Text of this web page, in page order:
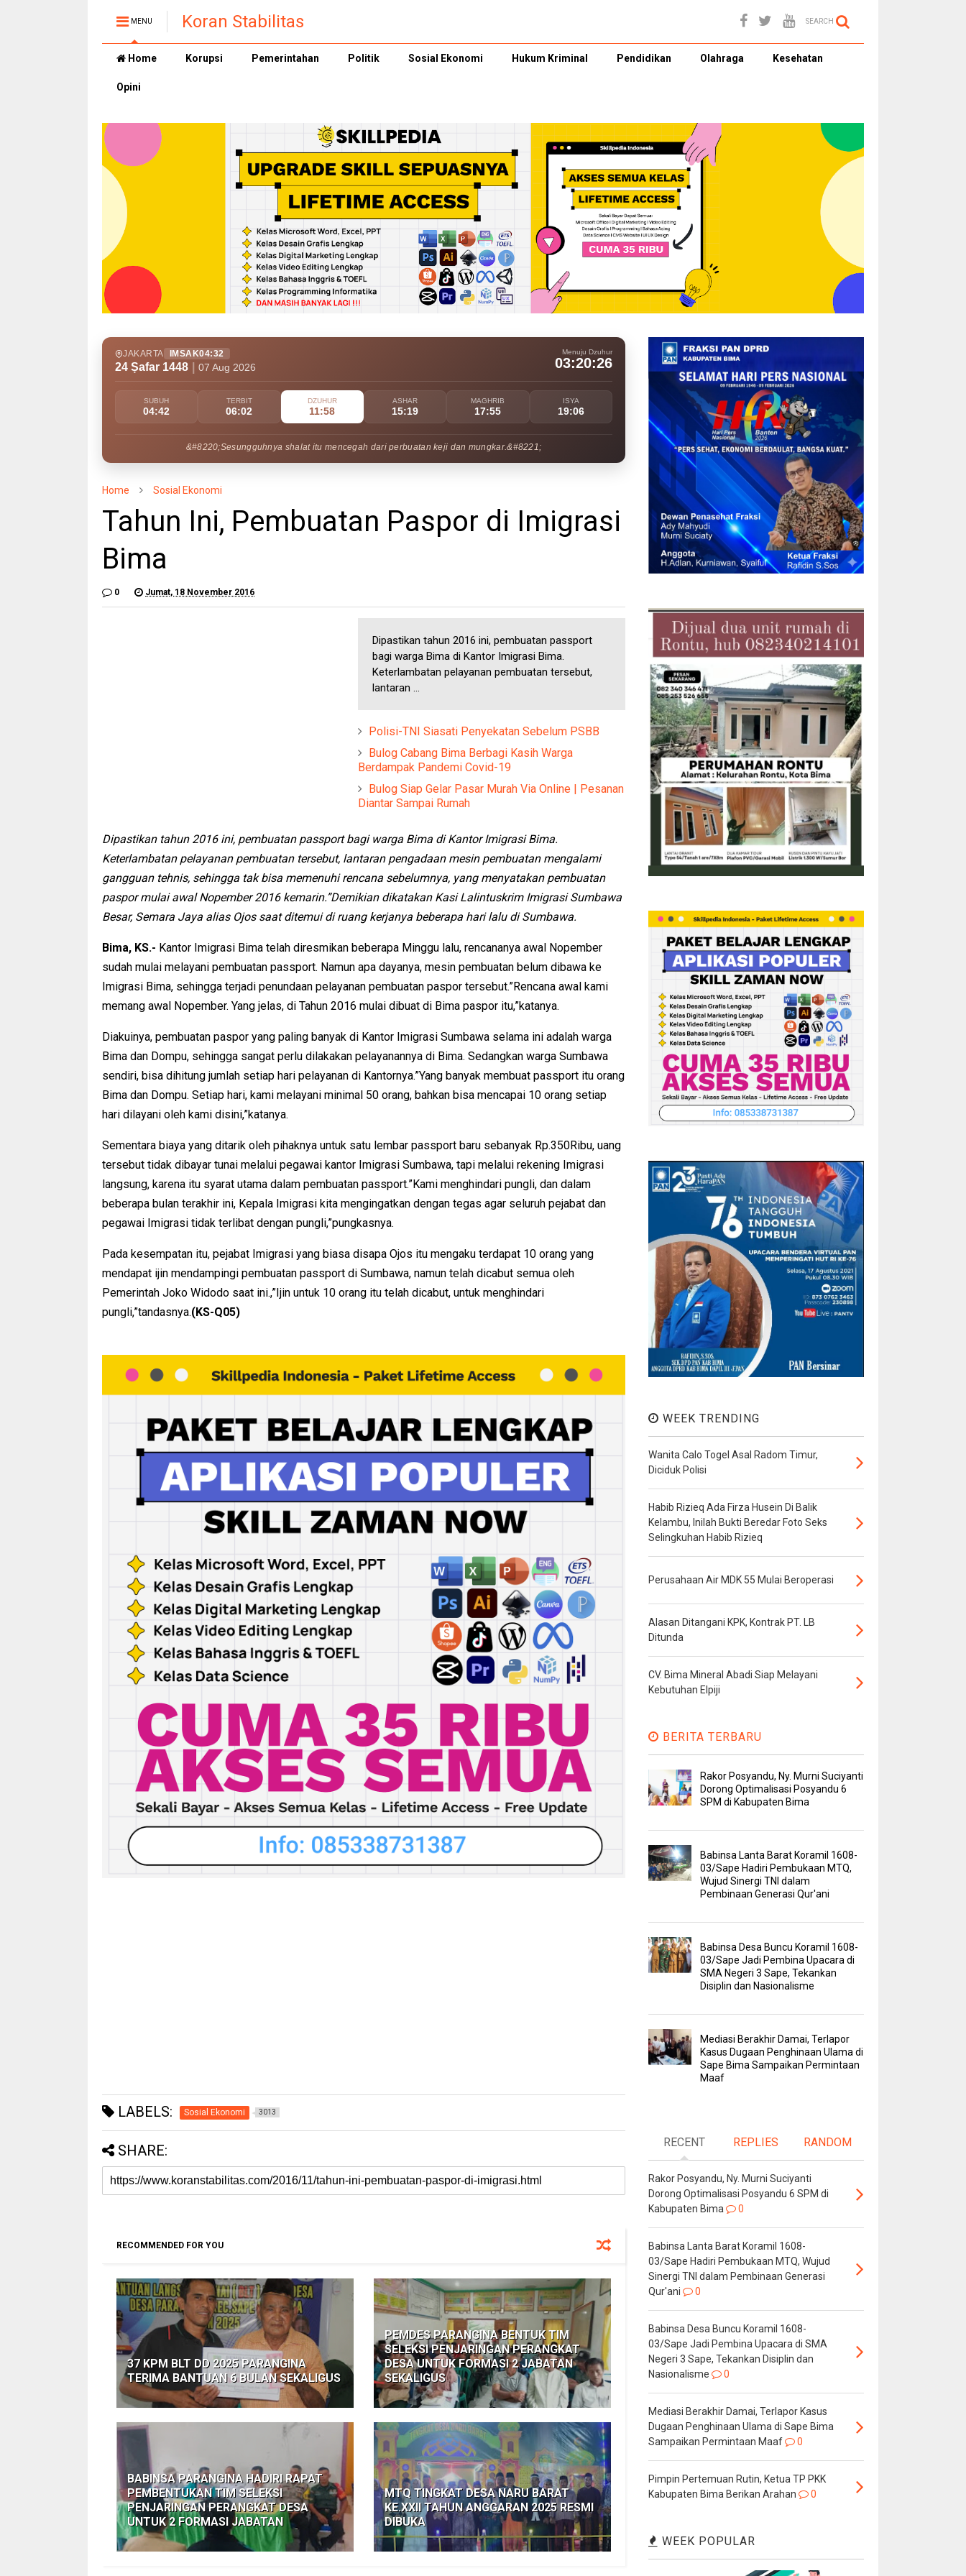
MENU Koran Stabilitas SEARCH
Home Korupsi Pemerintahan Politik Sosial Ekonomi Hukum Kriminal Pendidikan Olahraga Kesehatan
Opini
JAKARTA IMSAK04:32
24 Ṣafar 1448 07 Aug 2026
Menuju Dzuhur
03:20:24
SUBUH
04:42
TERBIT
06:02
DZUHUR
11:58
ASHAR
15:19
MAGHRIB
17:55
ISYA
19:06
&#8220;Sesungguhnya shalat itu mencegah dari perbuatan keji dan mungkar.&#8221;
Home Sosial Ekonomi
Tahun Ini, Pembuatan Paspor di Imigrasi
Bima
0 Jumat, 18 November 2016
Dipastikan tahun 2016 ini, pembuatan passport
bagi warga Bima di Kantor Imigrasi Bima.
Keterlambatan pelayanan pembuatan tersebut,
lantaran ...
Polisi-TNI Siasati Penyekatan Sebelum PSBB
Bulog Cabang Bima Berbagi Kasih Warga
Berdampak Pandemi Covid-19
Bulog Siap Gelar Pasar Murah Via Online | Pesanan
Diantar Sampai Rumah
Dipastikan tahun 2016 ini, pembuatan passport bagi warga Bima di Kantor Imigrasi Bima.
Keterlambatan pelayanan pembuatan tersebut, lantaran pengadaan mesin pembuatan mengalami
gangguan tehnis, sehingga tak bisa memenuhi rencana sebelumnya, yang menyatakan pembuatan
paspor mulai awal Nopember 2016 kemarin.”Demikian dikatakan Kasi Lalintuskrim Imigrasi Sumbawa
Besar, Semara Jaya alias Ojos saat ditemui di ruang kerjanya beberapa hari lalu di Sumbawa.
Bima, KS.- Kantor Imigrasi Bima telah diresmikan beberapa Minggu lalu, rencananya awal Nopember
sudah mulai melayani pembuatan passport. Namun apa dayanya, mesin pembuatan belum dibawa ke
Imigrasi Bima, sehingga terjadi penundaan pelayanan pembuatan paspor tersebut.”Rencana awal kami
memang awal Nopember. Yang jelas, di Tahun 2016 mulai dibuat di Bima paspor itu,”katanya.
Diakuinya, pembuatan paspor yang paling banyak di Kantor Imigrasi Sumbawa selama ini adalah warga
Bima dan Dompu, sehingga sangat perlu dilakakan pelayanannya di Bima. Sedangkan warga Sumbawa
sendiri, bisa dihitung jumlah setiap hari pelayanan di Kantornya.”Yang banyak membuat passport itu orang
Bima dan Dompu. Setiap hari, kami melayani minimal 50 orang, bahkan bisa mencapai 10 orang setiap
hari dilayani oleh kami disini,”katanya.
Sementara biaya yang ditarik oleh pihaknya untuk satu lembar passport baru sebanyak Rp.350Ribu, uang
tersebut tidak dibayar tunai melalui pegawai kantor Imigrasi Sumbawa, tapi melalui rekening Imigrasi
langsung, karena itu syarat utama dalam pembuatan passport.”Kami menghindari pungli, dan dalam
beberapa bulan terakhir ini, Kepala Imigrasi kita mengingatkan dengan tegas agar seluruh pejabat dan
pegawai Imigrasi tidak terlibat dengan pungli,”pungkasnya.
Pada kesempatan itu, pejabat Imigrasi yang biasa disapa Ojos itu mengaku terdapat 10 orang yang
mendapat ijin mendampingi pembuatan passport di Sumbawa, namun telah dicabut semua oleh
Pemerintah Joko Widodo saat ini.,”Ijin untuk 10 orang itu telah dicabut, untuk menghindari
pungli,”tandasnya.(KS-Q05)
LABELS: Sosial Ekonomi 3013
SHARE:
RECOMMENDED FOR YOU
37 KPM BLT DD 2025 PARANGINA
TERIMA BANTUAN 6 BULAN SEKALIGUS
PEMDES PARANGINA BENTUK TIM
SELEKSI PENJARINGAN PERANGKAT
DESA UNTUK FORMASI 2 JABATAN
SEKALIGUS
BABINSA PARANGINA HADIRI RAPAT
PEMBENTUKAN TIM SELEKSI
PENJARINGAN PERANGKAT DESA
UNTUK 2 FORMASI JABATAN
MTQ TINGKAT DESA NARU BARAT
KE.XXll TAHUN ANGGARAN 2025 RESMI
DIBUKA
WEEK TRENDING
Wanita Calo Togel Asal Radom Timur,
Diciduk Polisi
Habib Rizieq Ada Firza Husein Di Balik
Kelambu, Inilah Bukti Beredar Foto Seks
Selingkuhan Habib Rizieq
Perusahaan Air MDK 55 Mulai Beroperasi
Alasan Ditangani KPK, Kontrak PT. LB
Ditunda
CV. Bima Mineral Abadi Siap Melayani
Kebutuhan Elpiji
BERITA TERBARU
Rakor Posyandu, Ny. Murni Suciyanti
Dorong Optimalisasi Posyandu 6
SPM di Kabupaten Bima
Babinsa Lanta Barat Koramil 1608-
03/Sape Hadiri Pembukaan MTQ,
Wujud Sinergi TNI dalam
Pembinaan Generasi Qur'ani
Babinsa Desa Buncu Koramil 1608-
03/Sape Jadi Pembina Upacara di
SMA Negeri 3 Sape, Tekankan
Disiplin dan Nasionalisme
Mediasi Berakhir Damai, Terlapor
Kasus Dugaan Penghinaan Ulama di
Sape Bima Sampaikan Permintaan
Maaf
RECENT REPLIES RANDOM
Rakor Posyandu, Ny. Murni Suciyanti
Dorong Optimalisasi Posyandu 6 SPM di
Kabupaten Bima
0
Babinsa Lanta Barat Koramil 1608-
03/Sape Hadiri Pembukaan MTQ, Wujud
Sinergi TNI dalam Pembinaan Generasi
Qur'ani
0
Babinsa Desa Buncu Koramil 1608-
03/Sape Jadi Pembina Upacara di SMA
Negeri 3 Sape, Tekankan Disiplin dan
Nasionalisme
0
Mediasi Berakhir Damai, Terlapor Kasus
Dugaan Penghinaan Ulama di Sape Bima
Sampaikan Permintaan Maaf
0
Pimpin Pertemuan Rutin, Ketua TP PKK
Kabupaten Bima Berikan Arahan
0
WEEK POPULAR